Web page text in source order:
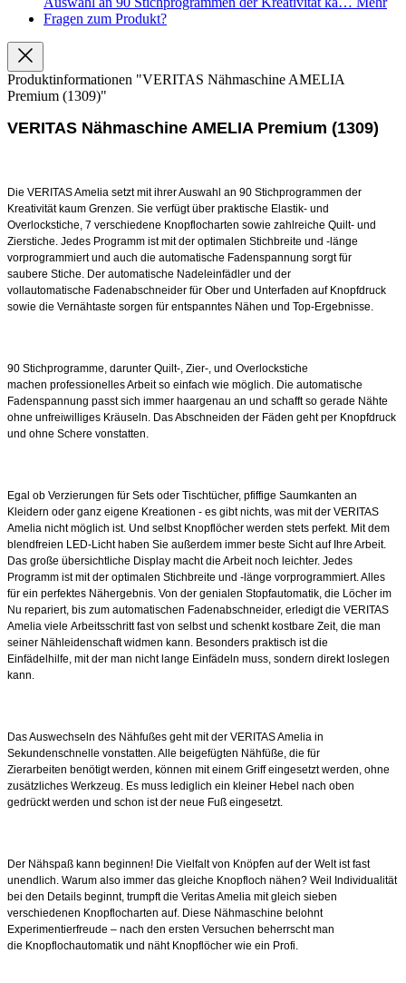
Fragen zum Produkt?
Produktinformationen "VERITAS Nähmaschine AMELIA
Premium (1309)"
VERITAS Nähmaschine AMELIA Premium (1309)
Die VERITAS Amelia setzt mit ihrer Auswahl an 90 Stichprogrammen der
Kreativität kaum Grenzen. Sie verfügt über praktische Elastik- und
Overlockstiche, 7 verschiedene Knopflocharten sowie zahlreiche Quilt- und
Zierstiche. Jedes Programm ist mit der optimalen Stichbreite und -länge
vorprogrammiertund auch die automatische Fadenspannung sorgt für
saubere Stiche. Der automatische Nadeleinfädler und der
vollautomatische Fadenabschneider für Ober und Unterfaden auf Knopfdruck
sowie die Vernähtaste sorgen für entspanntes Nähen und Top-Ergebnisse.
90 Stichprogramme, darunter Quilt-, Zier-, und Overlockstiche
machen professionelles Arbeit so einfach wie möglich. Die automatische
Fadenspannung passt sich immer haargenau an und schafft so gerade Nähte
ohne unfreiwilliges Kräuseln. Das Abschneiden der Fäden gehtper Knopfdruck
und ohne Schere vonstatten.
Egal ob Verzierungen für Sets oder Tischtücher, pfiffige Saumkanten an
Kleidern oder ganz eigene Kreationen - es gibt nichts, was mit der VERITAS
Amelia nicht möglich ist. Und selbst Knopflöcher werden stets perfekt. Mit dem
blendfreien LED-Licht haben Sie außerdem immer beste Sicht auf Ihre Arbeit.
Das große übersichtliche Display macht die Arbeit noch leichter. Jedes
Programm ist mit der optimalen Stichbreite und -länge vorprogrammiert. Alles
für ein perfektes Nähergebnis. Von der genialen Stopfautomatik, die Löcher im
Nu repariert, bis zum automatischen Fadenabschneider, erledigt die VERITAS
Amelia viele Arbeitsschritt fast von selbst und schenkt kostbare Zeit, die man
seiner Nähleidenschaft widmen kann. Besonders praktisch ist die
Einfädelhilfe, mit der man nicht lange Einfädeln muss, sondern direkt loslegen
kann.
Das Auswechseln des Nähfußes geht mit der VERITAS Amelia in
Sekundenschnelle vonstatten. Alle beigefügten Nähfüße, die für
Zierarbeiten benötigt werden, können mit einem Griff eingesetzt werden, ohne
zusätzliches Werkzeug. Es muss lediglich ein kleiner Hebel nach oben
gedrückt werden und schon ist der neue Fuß eingesetzt.
Der Nähspaß kann beginnen! Die Vielfalt von Knöpfen auf der Welt ist fast
unendlich. Warum also immer das gleiche Knopfloch nähen? Weil Individualität
bei den Details beginnt, trumpft die Veritas Amelia mit gleich sieben
verschiedenen Knopflocharten auf. Diese Nähmaschine belohnt
Experimentierfreude – nach den ersten Versuchen beherrscht man
die Knopflochautomatik und näht Knopflöcher wie ein Profi.